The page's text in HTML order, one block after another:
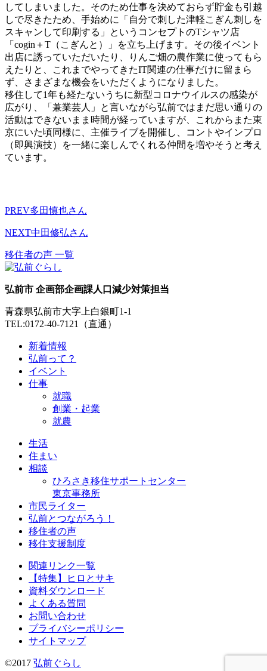
してしまいました。そのため仕事を決めておらず貯金も引越
しで尽きたため、手始めに「自分で刺した津軽こぎん刺しを
スキャンして印刷する」というコンセプトのTシャツ店
「cogin＋T（こぎんと）」を立ち上げます。その後イベント
出店に誘っていただいたり、りんご畑の農作業に使ってもら
えたりと、これまでやってきたIT関連の仕事だけに留まら
ず、さまざまな機会をいただくようになりました。
移住して1年も経たないうちに新型コロナウイルスの感染が
広がり、「兼業芸人」と言いながら弘前ではまだ思い通りの
活動はできないまま時間が経っていますが、これからまた東
京にいた頃同様に、主催ライブを開催し、コントやインプロ
（即興演技）を一緒に楽しんでくれる仲間を増やそうと考え
ています。
PREV多田慎也さん
NEXT中田修弘さん
移住者の声 一覧
弘前市 企画部企画課人口減少対策担当
青森県弘前市大字上白銀町1-1
TEL:0172-40-7121（直通）
新着情報
弘前って？
イベント
仕事
就職
創業・起業
就農
生活
住まい
相談
ひろさき移住サポートセンター
東京事務所
市民ライター
弘前とつながろう！
移住者の声
移住支援制度
関連リンク一覧
【特集】ヒロとサキ
資料ダウンロード
よくある質問
お問い合わせ
プライバシーポリシー
サイトマップ
©2017 弘前ぐらし